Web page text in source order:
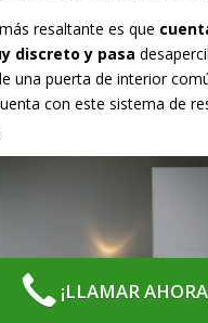
resaltante es que
discreto y pasa
una puerta de interior
con este sistema de
¡LLAMAR